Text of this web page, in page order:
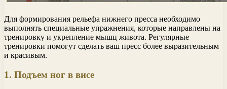
Для формирования рельефа нижнего пресса необходимо
выполнять специальные упражнения, которые направлены на
тренировку и укрепление мышц живота. Регулярные
тренировки помогут сделать ваш пресс более выразительным
и красивым.
1. Подъем ног в висе